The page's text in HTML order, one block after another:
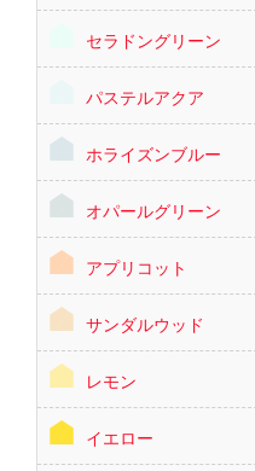
セラドングリーン
パステルアクア
ホライズンブルー
オパールグリーン
アプリコット
サンダルウッド
レモン
イエロー